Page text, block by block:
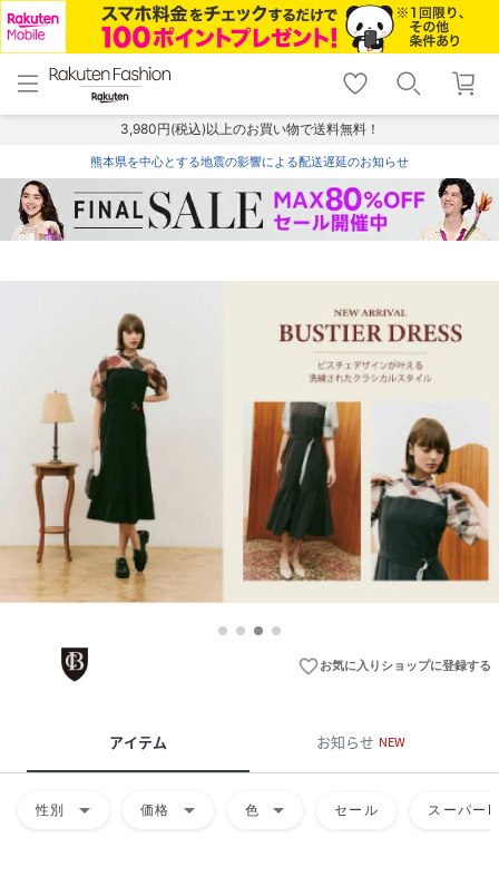
menu home
トップ
shopping_cart lock_outline
ログイン
3,980円(税込)以上のお買い物で送料無料！
熊本県を中心とする地震の影響による配送遅延のお知らせ
favorite_borderお気に入りショップに登録する
アイテム お知らせ NEW
性別 arrow_drop_down 価格 arrow_drop_down 色 arrow_drop_down セール スーパー